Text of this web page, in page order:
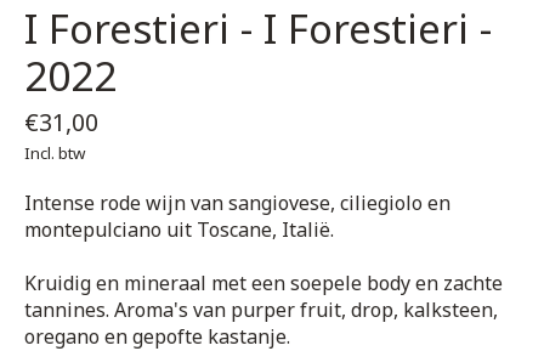
I Forestieri - I Forestieri -
2022
€31,00
Incl. btw
Intense rode wijn van sangiovese, ciliegiolo en
montepulciano uit Toscane, Italië.
Kruidig en mineraal met een soepele body en zachte
tannines. Aroma's van purper fruit, drop, kalksteen,
oregano en gepofte kastanje.